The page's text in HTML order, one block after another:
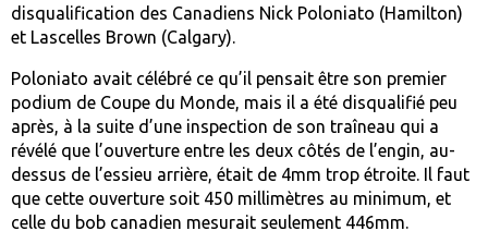
disqualification des Canadiens Nick Poloniato (Hamilton)
et Lascelles Brown (Calgary).
Poloniato avait célébré ce qu’il pensait être son premier
podium de Coupe du Monde, mais il a été disqualifié peu
après, à la suite d’une inspection de son traîneau qui a
révélé que l’ouverture entre les deux côtés de l’engin, au-
dessus de l’essieu arrière, était de 4mm trop étroite. Il faut
que cette ouverture soit 450 millimètres au minimum, et
celle du bob canadien mesurait seulement 446mm.